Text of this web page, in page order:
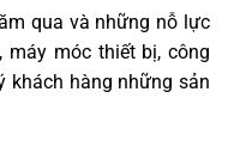
qua và những nỗ lực
máy móc thiết bị, công
khách hàng những sản